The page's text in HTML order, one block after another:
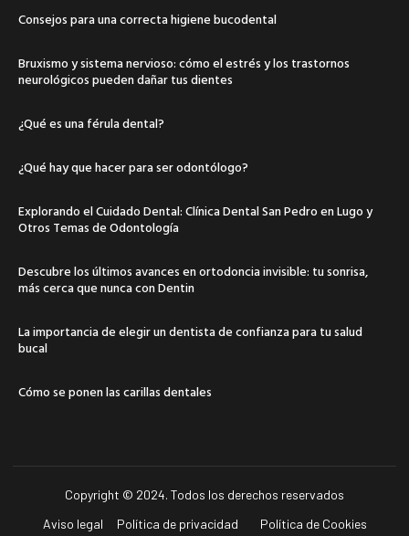
Consejos para una correcta higiene bucodental
Bruxismo y sistema nervioso: cómo el estrés y los trastornos
neurológicos pueden dañar tus dientes
¿Qué es una férula dental?
¿Qué hay que hacer para ser odontólogo?
Explorando el Cuidado Dental: Clínica Dental San Pedro en Lugo y
Otros Temas de Odontología
Descubre los últimos avances en ortodoncia invisible: tu sonrisa,
más cerca que nunca con Dentin
La importancia de elegir un dentista de confianza para tu salud
bucal
Cómo se ponen las carillas dentales
Copyright © 2024. Todos los derechos reservados
Aviso legal
Política de privacidad Política de Cookies